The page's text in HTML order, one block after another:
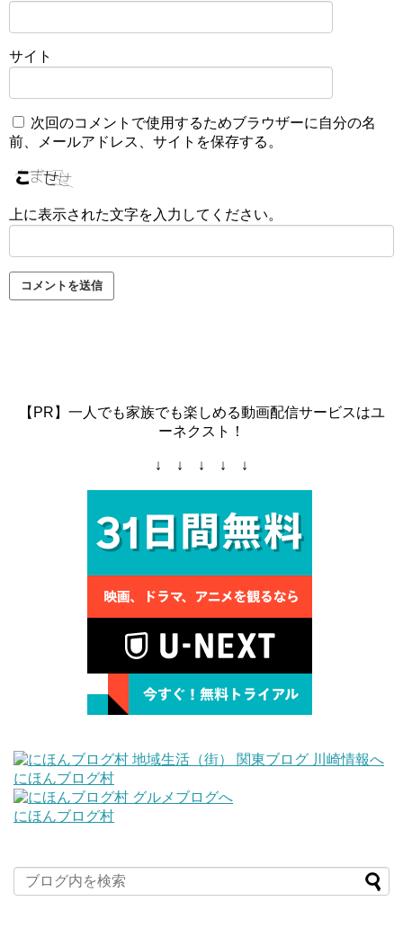
サイト
次回のコメントで使用するためブラウザーに自分の名
前、メールアドレス、サイトを保存する。
上に表示された文字を入力してください。
【PR】一人でも家族でも楽しめる動画配信サービスはユ
ーネクスト！
↓ ↓ ↓ ↓ ↓
にほんブログ村
にほんブログ村